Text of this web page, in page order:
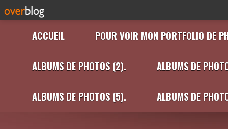
ACCUEIL POUR VOIR MON PORTFOLIO DE
ALBUMS DE PHOTOS (2). ALBUMS DE
ALBUMS DE PHOTOS (5). ALBUMS DE